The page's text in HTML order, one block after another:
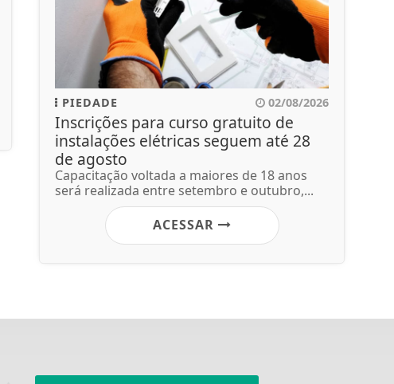
PIEDADE 02/08/2026
Inscrições para curso gratuito de
instalações elétricas seguem até 28
de agosto
Capacitação voltada a maiores de 18 anos
será realizada entre setembro e outubro,...
ACESSAR